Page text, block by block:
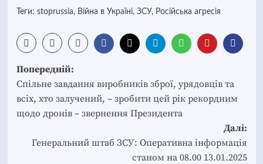
Теги: stoprussia, Війна в Україні, ЗСУ, Російська агресія
Post
navigation
Попередній:
Спільне завдання виробників зброї, урядовців та
всіх, хто залучений, – зробити цей рік рекордним
щодо дронів – звернення Президента
Далі:
Генеральний штаб ЗСУ: Оперативна інформація
станом на 08.00 13.01.2025